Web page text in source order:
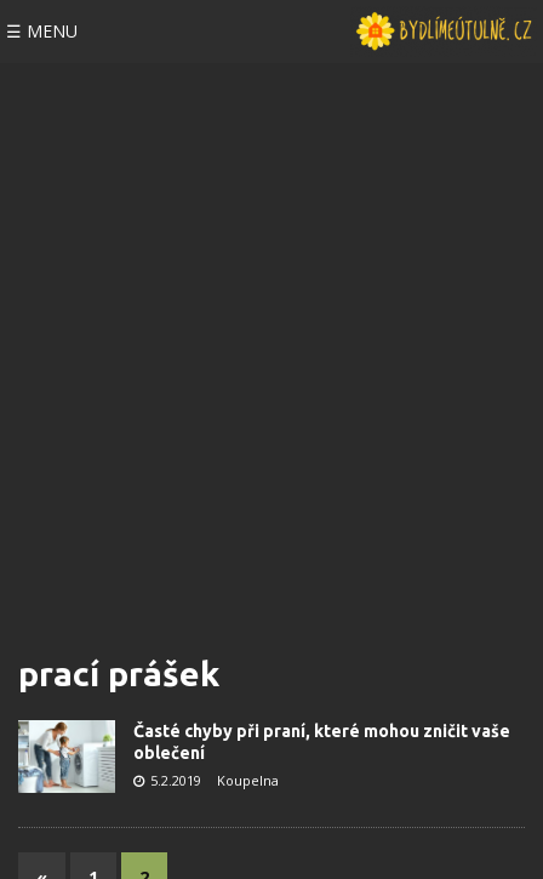
☰ MENU
prací prášek
Časté chyby při praní, které mohou zničit vaše
oblečení
5.2.2019 Koupelna